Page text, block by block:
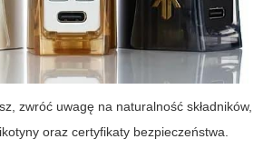
zwróć uwagę na naturalność składników,
oraz certyfikaty bezpieczeństwa.